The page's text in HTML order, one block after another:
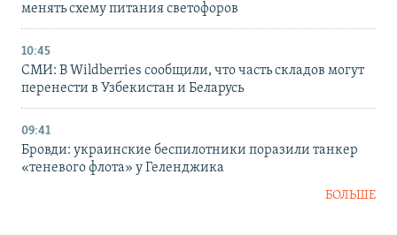
менять схему питания светофоров
10:45
СМИ: В Wildberries сообщили, что часть складов могут
перенести в Узбекистан и Беларусь
09:41
Бровди: украинские беспилотники поразили танкер
«теневого флота» у Геленджика
БОЛЬШЕ